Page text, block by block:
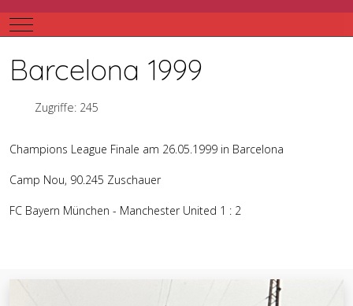
Mobile Menu Toggle
Barcelona 1999
Zugriffe: 245
Champions League Finale am 26.05.1999 in Barcelona
Camp Nou, 90.245 Zuschauer
FC Bayern München - Manchester United 1 : 2